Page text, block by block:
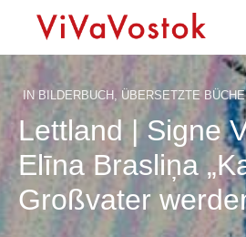
IN BILDERBUCH , ÜBERSETZTE
Lettland | Signe
Elīna Brasliņa
Großvater